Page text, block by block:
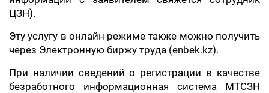
ЦЗН).
Эту услугу в онлайн режиме также можно получить
через Электронную биржу труда (enbek.kz).
При наличии сведений о регистрации в качестве
безработного информационная система МТСЗН